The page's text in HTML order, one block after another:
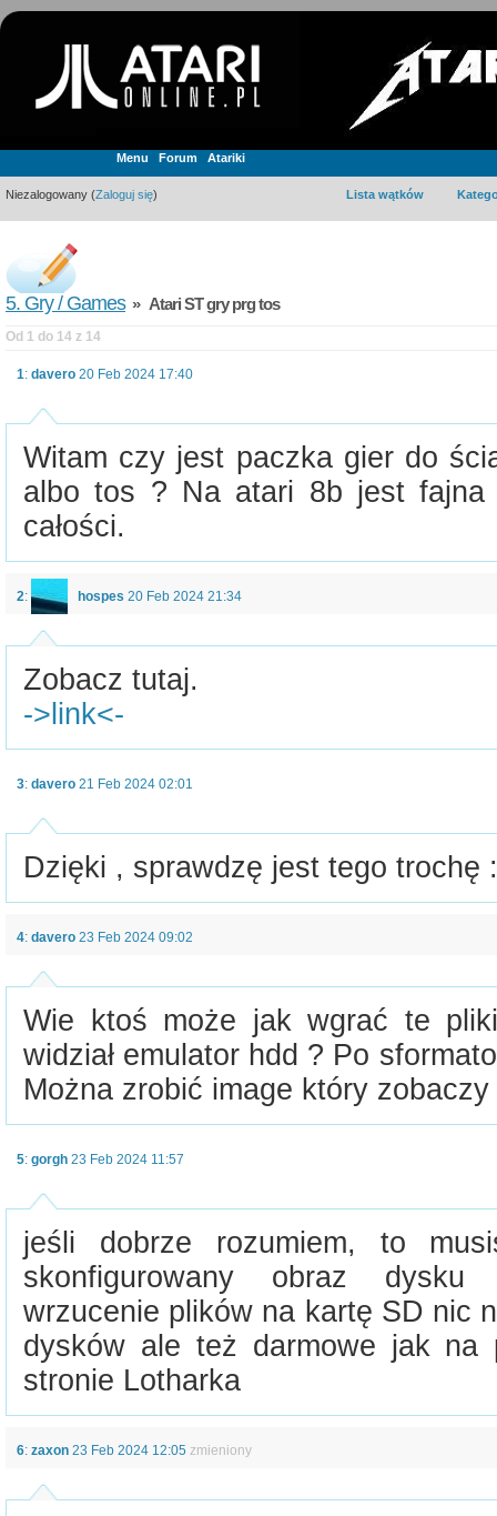
Menu Forum Atariki
Niezalogowany (Zaloguj się) Lista wątków
5. Gry / Games» Atari ST gry prg tos
Od 1 do 14 z 14
1: davero 20 Feb 2024 17:40
Witam czy jest paczka gier do
albo tos ? Na atari 8b jest fajna
całości.
2: hospes 20 Feb 2024 21:34
Zobacz tutaj.
->link<-
3: davero 21 Feb 2024 02:01
Dzięki , sprawdzę jest tego trochę
4: davero 23 Feb 2024 09:02
Wie ktoś może jak wgrać te
widział emulator hdd ? Po
Można zrobić image który zobaczy
5: gorgh 23 Feb 2024 11:57
jeśli dobrze rozumiem, to
skonfigurowany obraz dysku
wrzucenie plików na kartę SD nic
dysków ale też darmowe jak na
stronie Lotharka
6: zaxon 23 Feb 2024 12:05 zmieniony